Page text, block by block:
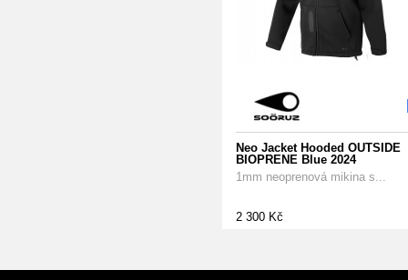
Neo Jacket Hooded OUTSIDE
BIOPRENE Blue 2024
1mm neoprenová mikina s...
2 300 Kč